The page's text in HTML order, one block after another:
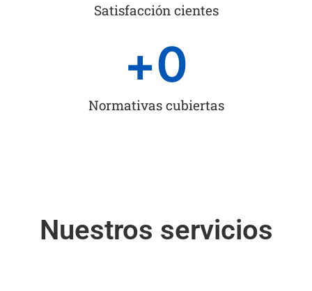
Satisfacción cientes
Normativas cubiertas
+0
Nuestros servicios